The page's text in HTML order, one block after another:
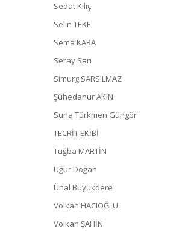
Sedat Kılıç
Selin TEKE
Sema KARA
Seray Sarı
Simurg SARSILMAZ
Şühedanur AKIN
Suna Türkmen Güngör
TECRİT EKİBİ
Tuğba MARTİN
Uğur Doğan
Ünal Büyükdere
Volkan HACIOĞLU
Volkan ŞAHİN